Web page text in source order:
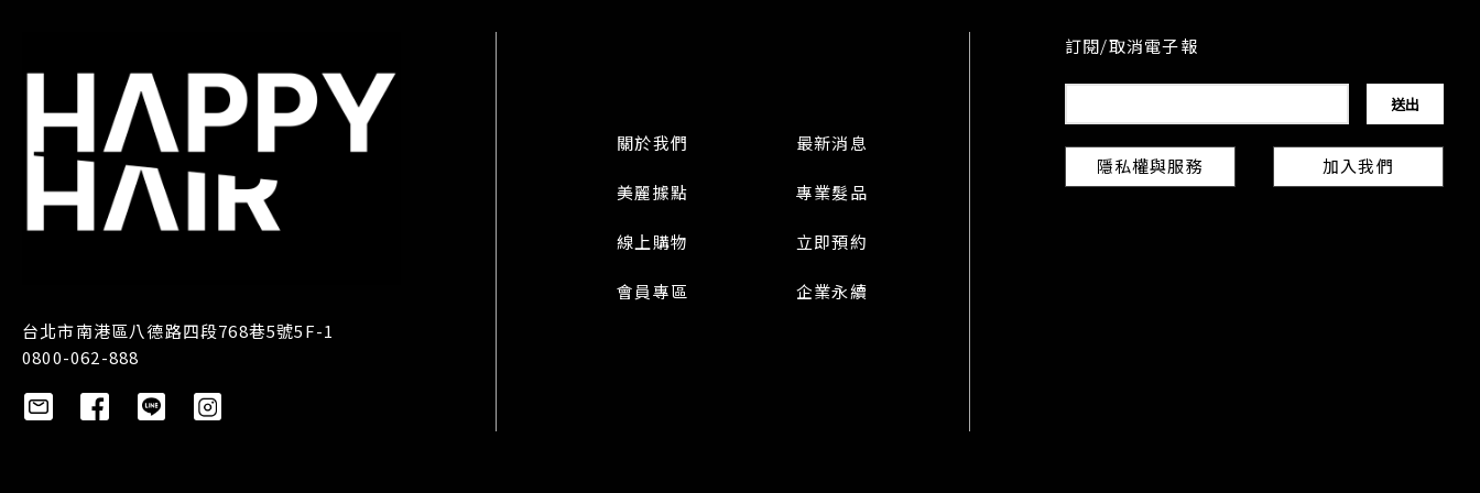
台北市南港區八德路四段768巷5號5F-1
0800-062-888
關於我們 最新消息
美麗據點 專業髮品
線上購物 立即預約
會員專區 企業永續
訂閱/取消電子報
隱私權與服務 加入我們